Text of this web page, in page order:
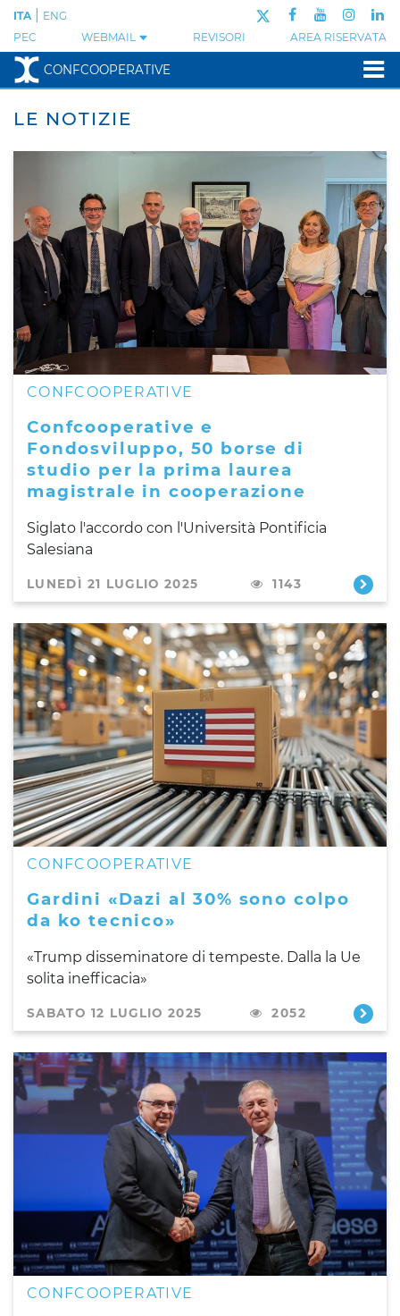
PEC WEBMAIL REVISORI AREA RISERVATA
ITA ENG
CONFCOOPERATIVE
LE NOTIZIE
CONFCOOPERATIVE
Confcooperative e
Fondosviluppo, 50 borse di
studio per la prima laurea
magistrale in cooperazione
Siglato l'accordo con l'Università Pontificia
Salesiana
LUNEDÌ 21 LUGLIO 2025 1143
CONFCOOPERATIVE
Gardini «Dazi al 30% sono colpo
da ko tecnico»
«Trump disseminatore di tempeste. Dalla la Ue
solita inefficacia»
SABATO 12 LUGLIO 2025 2052
CONFCOOPERATIVE